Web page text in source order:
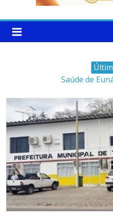
Saúde de
Máfia
Faltam 10
campanha
Ministro do
por
Patrimônio
aumentou